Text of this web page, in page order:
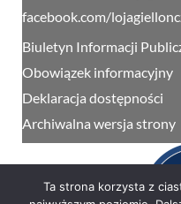
facebook.com/
Biuletyn Informacji
Obowiązek informacyjny
Deklaracja dostępności
Archiwalna wersja strony
Ta strona korzysta z